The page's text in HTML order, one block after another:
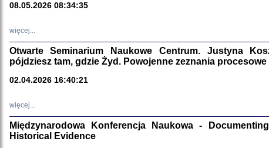
nr 17, R.
Warszawa
08.05.2026 08:34:35
więcej...
Otwarte Seminarium Naukowe Centrum. Justyna
pójdziesz tam, gdzie Żyd. Powojenne zeznania procesowe
02.04.2026 16:40:21
więcej...
Międzynarodowa Konferencja Naukowa -
Historical Evidence